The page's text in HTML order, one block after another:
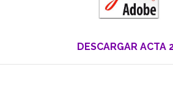
DESCARGAR ACTA